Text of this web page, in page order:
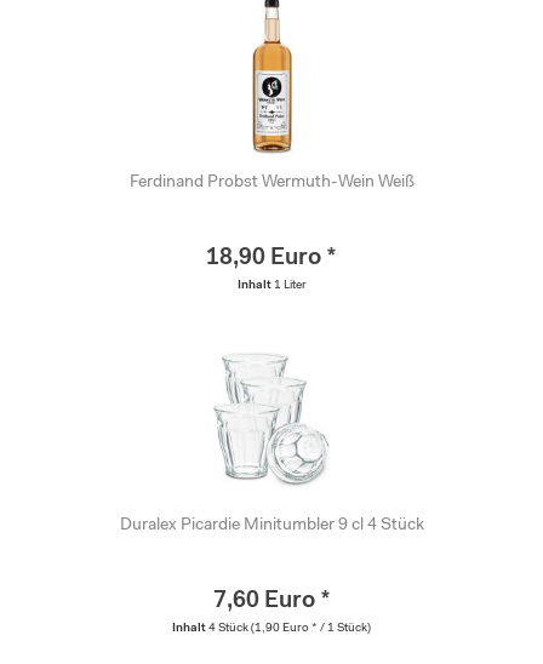
Ferdinand Probst Wermuth-Wein Weiß
18,90 Euro *
Inhalt 1 Liter
Duralex Picardie Minitumbler 9 cl 4 Stück
7,60 Euro *
Inhalt 4 Stück (1,90 Euro * / 1 Stück)